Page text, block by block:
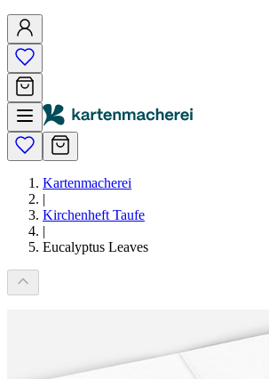
Kartenmacherei
|
Kirchenheft Taufe
|
Eucalyptus Leaves